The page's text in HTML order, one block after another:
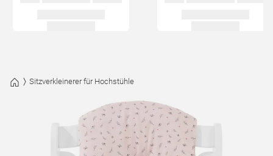
Sitzverkleinerer für Hochstühle